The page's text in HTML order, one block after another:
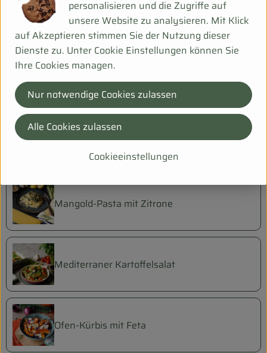
Hühner - Kokossuppe
Kartoffel-Gemüse-Auflauf
Kresse-Pfannkuchen mit Dip
Mangold-Pasta mit Zitrone
Mediterraner Kartoffelsalat
Ofen-Kürbis mit Feta
personalisieren und die Zugriffe auf
unsere Website zu analysieren. Mit Klick
auf Akzeptieren stimmen Sie der Nutzung dieser
Dienste zu. Unter Cookie Einstellungen können Sie
Ihre Cookies managen.
Cookieeinstellungen
Nur notwendige Cookies zulassen
Alle Cookies zulassen